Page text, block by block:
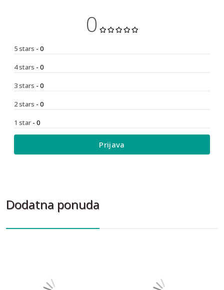
0
5 stars - 0
4 stars - 0
3 stars - 0
2 stars - 0
1 star - 0
Prijava
Dodatna ponuda